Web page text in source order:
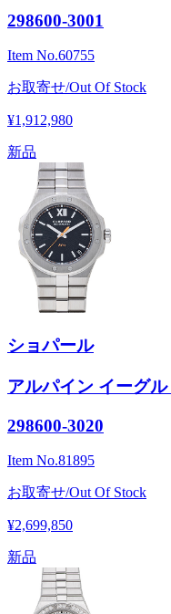
298600-3001
Item No.60755
お取寄せ/Out Of Stock
¥1,912,980
新品
ショパール
アルパイン イーグ
298600-3020
Item No.81895
お取寄せ/Out Of Stock
¥2,699,850
新品